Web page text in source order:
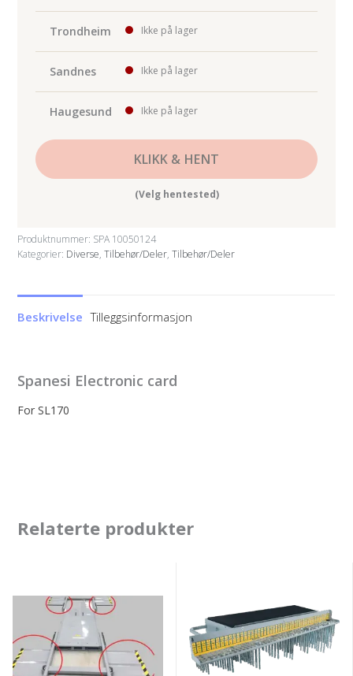
Trondheim Ikke på lager
Sandnes Ikke på lager
Haugesund Ikke på lager
KLIKK & HENT
(Velg hentested)
Produktnummer: SPA 10050124
Kategorier: Diverse,Tilbehør/Deler,Tilbehør/Deler
Beskrivelse Tilleggsinformasjon
Spanesi Electronic card
For SL170
Relaterte produkter
hjulløftplatene
Minibench
MAXI
spesialskruer
(VAS
811